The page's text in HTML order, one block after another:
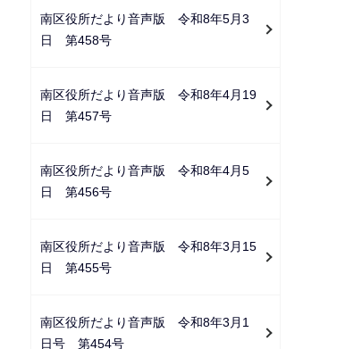
南区役所だより音声版 令和8年5月3
日 第458号
南区役所だより音声版 令和8年4月19
日 第457号
南区役所だより音声版 令和8年4月5
日 第456号
南区役所だより音声版 令和8年3月15
日 第455号
南区役所だより音声版 令和8年3月1
日号 第454号